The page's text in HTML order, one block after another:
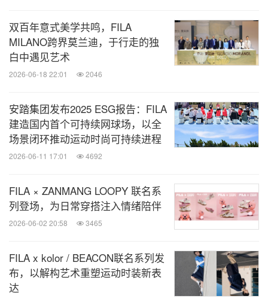
奇球王比约•博格Björn Borg的名言为大秀开篇，也是
大秀主题"自成一格"的生动注脚。在大秀现场，中心
矗立的巨大FILA F-BOX装置延展出V型秀道，荧幕与
网球"在挥拍声中呼之欲出，构筑出一个多维立体的
概念性"球场"。
比约·博格经典瞬间重现，致敬网球黄金时代
双百年意式美学共鸣，FILA
MILANO跨界莫兰迪，于行走的独
白中遇见艺术
2026-06-18 22:01 2046
安踏集团发布2025 ESG报告：FILA
建造国内首个可持续网球场，以全
场景闭环推动运动时尚可持续进程
2026-06-11 17:01 4692
FILA × ZANMANG LOOPY 联名系
列登场，为日常穿搭注入情绪陪伴
2026-06-02 20:58 3465
FILA x kolor / BEACON联名系列发
布，以解构艺术重塑运动时装新表
达